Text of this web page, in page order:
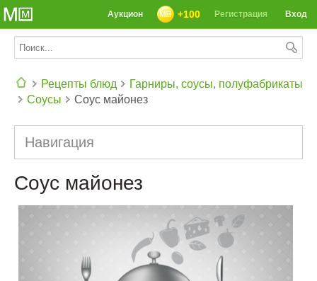
Вход
Регистрация
+100
Аукцион
Рецепты блюд
Гарниры, соусы, полуфабрикаты
Соусы
Соус майонез
Навигация
Соус майонез